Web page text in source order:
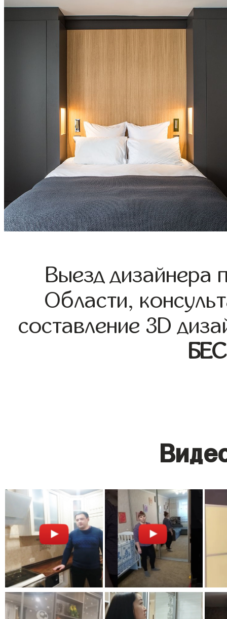
Выезд дизайнера
Области,
составление 3D